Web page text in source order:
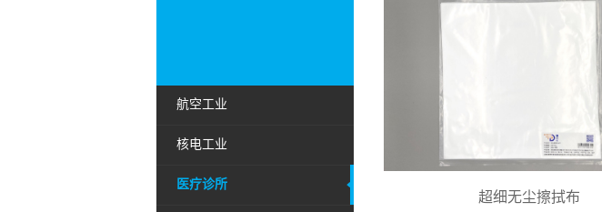
航空工业
核电工业
医疗诊所
超细无尘擦拭布